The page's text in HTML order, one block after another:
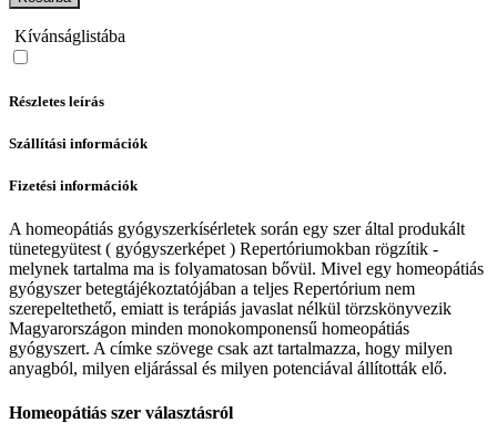
Kívánságlistába
Részletes leírás
Szállítási információk
Fizetési információk
A homeopátiás gyógyszerkísérletek során egy szer által produkált
tünetegyütest ( gyógyszerképet ) Repertóriumokban rögzítik -
melynek tartalma ma is folyamatosan bővül. Mivel egy homeopátiás
gyógyszer betegtájékoztatójában a teljes Repertórium nem
szerepeltethető, emiatt is terápiás javaslat nélkül törzskönyvezik
Magyarországon minden monokomponensű homeopátiás
gyógyszert. A címke szövege csak azt tartalmazza, hogy milyen
anyagból, milyen eljárással és milyen potenciával állították elő.
Homeopátiás szer választásról